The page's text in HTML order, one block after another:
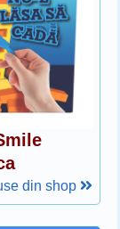
din shop